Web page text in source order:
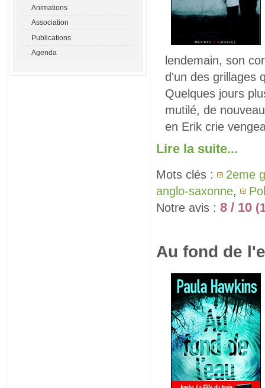
Animations
Association
Publications
Agenda
lendemain, son
d'un des grillages
Quelques jours
mutilé, de
en Erik crie
Lire la suite...
Mots clés :
2eme
anglo-saxonne,
Notre avis : 8 / 10
Au fond de